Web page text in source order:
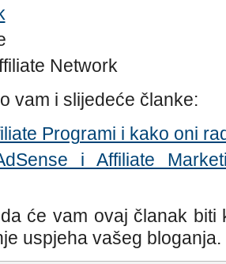
Network
vam i slijedeće članke:
Programi i kako oni
i Affiliate
će vam ovaj članak biti
uspjeha vašeg bloganja.